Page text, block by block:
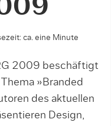
ca. eine Minute
2009 beschäftigt
»Branded
des aktuellen
Design,